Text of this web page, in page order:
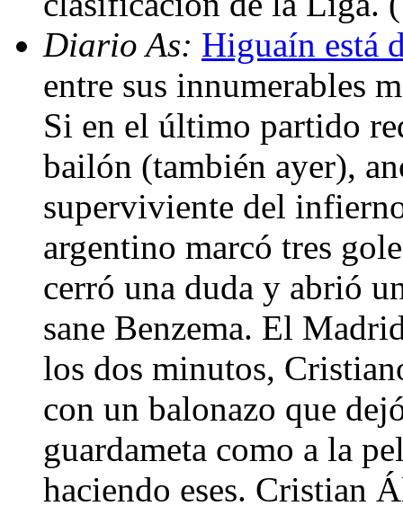
Diario As: Higuaín está
entre sus innumerables
Si en el último partido
bailón (también ayer),
superviviente del
argentino marcó tres
cerró una duda y abrió
sane Benzema. El
los dos minutos,
con un balonazo que
guardameta como a la
haciendo eses. Cristian